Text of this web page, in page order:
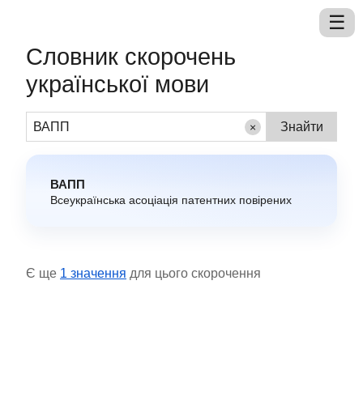
Словник скорочень
української мови
×
ВАПП
Всеукраїнська асоціація патентних повірених
Є ще 1 значення для цього скорочення